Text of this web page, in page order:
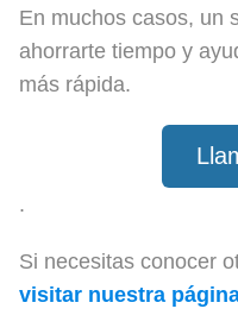
En muchos casos, un
ahorrarte tiempo y
más rápida.
.
Si necesitas conocer
visitar nuestra